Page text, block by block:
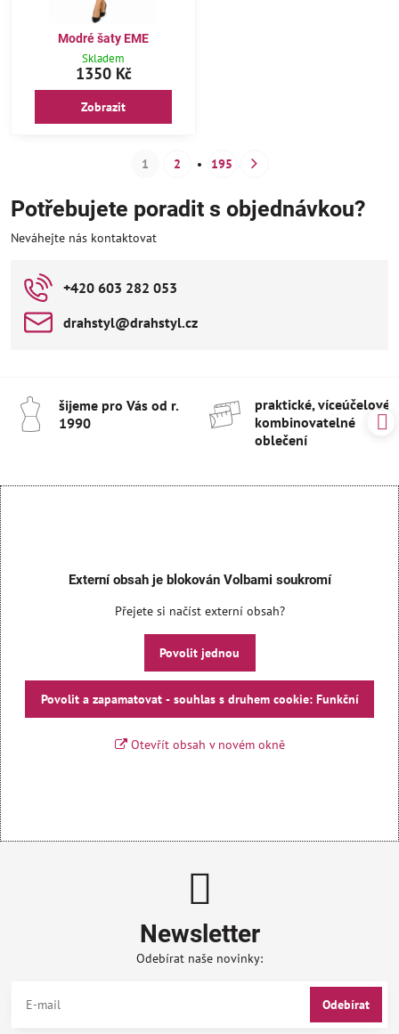
Modré šaty EME
Skladem
1350 Kč
Zobrazit
1 2 195
Potřebujete poradit s objednávkou?
Neváhejte nás kontaktovat
+420 603 282 053
drahstyl​@drahstyl​.cz
šijeme pro Vás od r​.
1990
praktické, víceúčelové
kombinovatelné
oblečení
Externí obsah je blokován Volbami soukromí
Přejete si načíst externí obsah?
Povolit jednou
Povolit a zapamatovat - souhlas s druhem cookie: Funkční
Otevřít obsah v novém okně
Newsletter
Odebírat naše novinky:
Odebírat